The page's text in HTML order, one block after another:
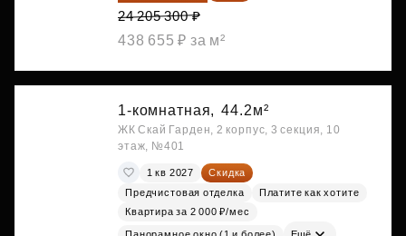
24 205 300 ₽
438 655 ₽ за м²
1-комнатная, 44.2м²
ЖК Скай Гарден, 2 корпус, 3 секция, 10
этаж, №401
1 кв 2027
Скидка
Предчистовая отделка
Платите как хотите
Квартира за 2 000 ₽/мес
Панорамное окно (1 и более) Ещё